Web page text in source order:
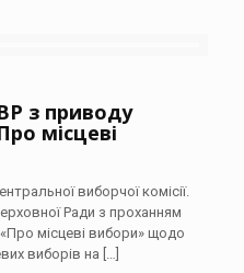
з приводу
місцеві
виборчої комісії.
Ради з проханням
місцеві вибори» щодо
виборів на […]